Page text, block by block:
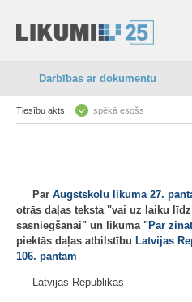
Darbības ar dokumentu
Tiesību akts: spēkā esošs
Par Augstskolu likuma 27.
otrās daļas teksta "vai uz laiku
sasniegšanai" un likuma "Par
piektās daļas atbilstību Latvijas
106. pantam
Latvijas Republikas